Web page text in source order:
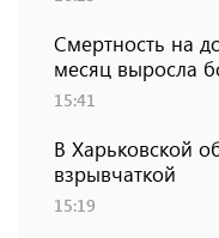
Смертность на
месяц выросла
15:41
В Харьковской
взрывчаткой
15:19